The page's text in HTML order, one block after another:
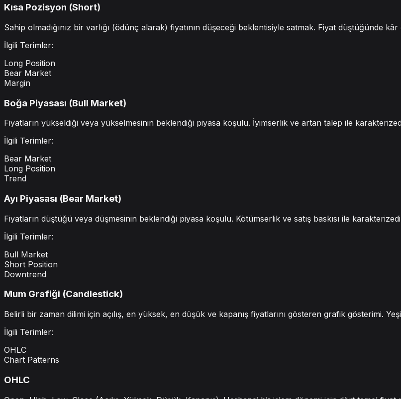
Kısa Pozisyon (Short)
Sahip olmadığınız bir varlığı (ödünç alarak) fiyatının düşeceği beklentisiyle satmak. Fiyat düştüğünde kâr
İlgili Terimler:
Long Position
Bear Market
Margin
Boğa Piyasası (Bull Market)
Fiyatların yükseldiği veya yükselmesinin beklendiği piyasa koşulu. İyimserlik ve artan talep ile
İlgili Terimler:
Bear Market
Long Position
Trend
Ayı Piyasası (Bear Market)
Fiyatların düştüğü veya düşmesinin beklendiği piyasa koşulu. Kötümserlik ve satış baskısı ile
İlgili Terimler:
Bull Market
Short Position
Downtrend
Mum Grafiği (Candlestick)
Belirli bir zaman dilimi için açılış, en yüksek, en düşük ve kapanış fiyatlarını gösteren grafik gösterimi.
İlgili Terimler:
OHLC
Chart Patterns
OHLC